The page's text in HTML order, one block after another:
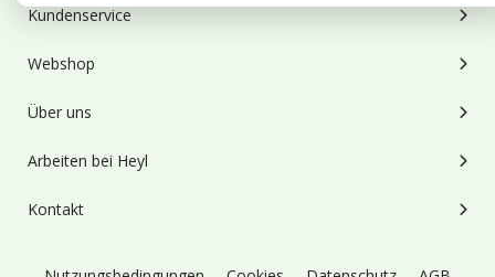
Kundenservice
Webshop
Über uns
Arbeiten bei Heyl
Kontakt